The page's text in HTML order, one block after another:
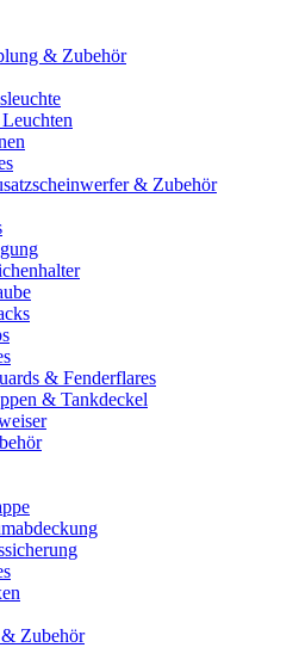
& Zubehör
& Zubehör
& Fenderflares
& Tankdeckel
Zubehör